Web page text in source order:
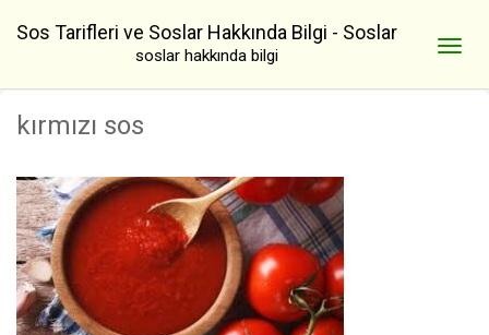
Sos Tarifleri ve Soslar Hakkında Bilgi - Soslar
soslar hakkında bilgi
kırmızı sos